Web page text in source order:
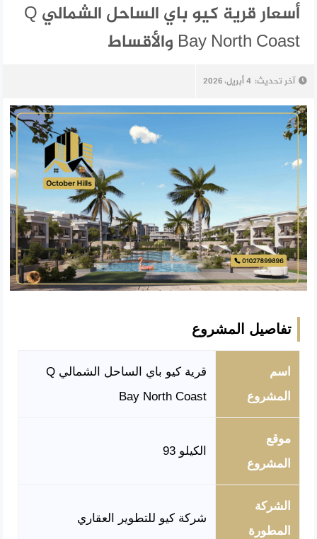
أسعار قرية كيو باي الساحل الشمالي Q
Bay North Coast والأقساط
آخر تحديث: 4 أبريل، 2026
تفاصيل المشروع
اسم
المشروع
قرية كيو باي الساحل الشمالي Q
Bay North Coast
موقع
المشروع
الكيلو 93
الشركة
المطورة
شركة كيو للتطوير العقاري